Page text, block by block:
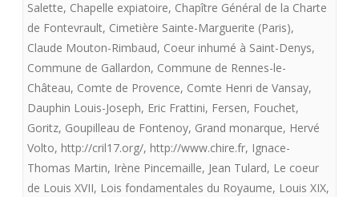
des
royalistes
providentialistes.
Salette, Chapelle expiatoire, Chapître Général de la Charte
de Fontevrault, Cimetière Sainte-Marguerite (Paris),
Claude Mouton-Rimbaud, Coeur inhumé à Saint-Denys,
Commune de Gallardon, Commune de Rennes-le-
Château, Comte de Provence, Comte Henri de Vansay,
Dauphin Louis-Joseph, Eric Frattini, Fersen, Fouchet,
Goritz, Goupilleau de Fontenoy, Grand monarque, Hervé
Volto, http://cril17.org/, http://www.chire.fr, Ignace-
Thomas Martin, Irène Pincemaille, Jean Tulard, Le coeur
de Louis XVII, Lois fondamentales du Royaume, Louis XIX,